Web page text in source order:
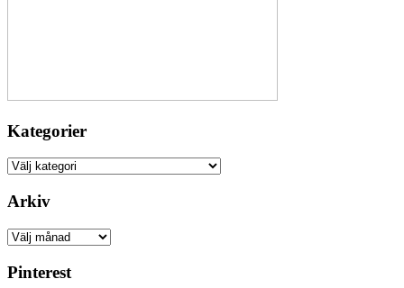
Kategorier
Kategorier
Arkiv
Arkiv
Pinterest